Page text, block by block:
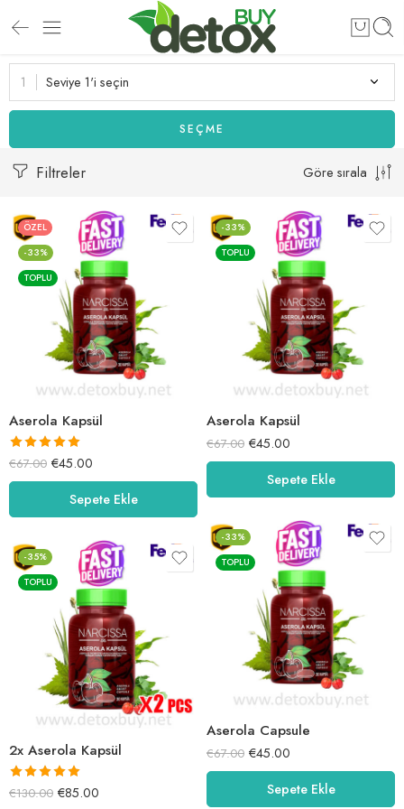
Seviye 1'i seçin
SEÇME
Filtreler Göre sırala
ÖZEL
-33%
TOPLU
Aserola Kapsül
5 üzerinden
5.00oy aldı
€67.00 €45.00
Sepete Ekle
-33%
TOPLU
Aserola Kapsül
€67.00 €45.00
Sepete Ekle
-33%
TOPLU
Aserola Capsule
€67.00 €45.00
Sepete Ekle
-35%
TOPLU
2x Aserola Kapsül
5 üzerinden
€130.00 €85.00